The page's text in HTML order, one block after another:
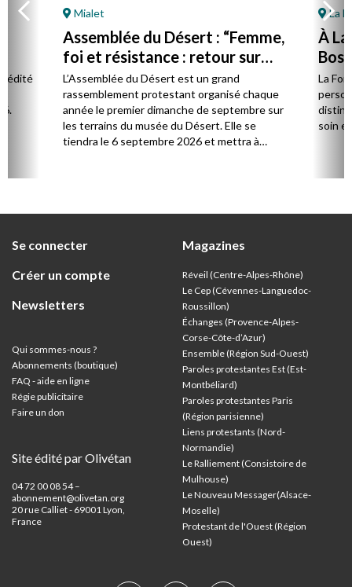
édité
Mialet
Assemblée du Désert : “Femme,
foi et résistance : retour sur
Marie Durand”
L’Assemblée du Désert est un grand
rassemblement protestant organisé chaque
année le premier dimanche de septembre sur
les terrains du musée du Désert. Elle se
tiendra le 6 septembre 2026 et mettra à
La
À
par
La
soin
Se connecter
Créer un compte
Newsletters
Qui sommes-nous ?
Abonnements (boutique)
FAQ - aide en ligne
Régie publicitaire
Faire un don
Site édité par Olivétan
04 72 00 08 54 –
abonnement@olivetan.org
20 rue Calliet - 69001 Lyon,
France
Magazines
Réveil (Centre-Alpes-Rhône)
Le Cep (Cévennes-Languedoc-
Roussillon)
Échanges (Provence-Alpes-
Corse-Côte-d’Azur)
Ensemble (Région Sud-Ouest)
Paroles protestantes Est (Est-
Montbéliard)
Paroles protestantes Paris
(Région parisienne)
Liens protestants (Nord-
Normandie)
Le Ralliement (Consistoire de
Mulhouse)
Le Nouveau Messager(Alsace-
Moselle)
Protestant de l'Ouest (Région
Ouest)